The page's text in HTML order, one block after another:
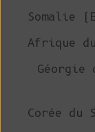
Somalie
Afrique
Géorgie
Corée du